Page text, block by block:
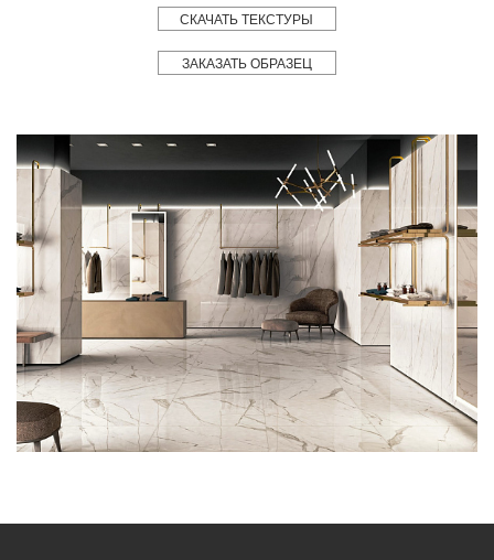
СКАЧАТЬ ТЕКСТУРЫ
ЗАКАЗАТЬ ОБРАЗЕЦ